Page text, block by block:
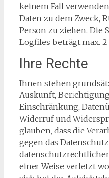
keinem Fall
Daten zu dem Zweck,
Person zu ziehen. Die
Logfiles beträgt max. 2
Ihre Rechte
Ihnen stehen
Auskunft,
Einschränkung,
Widerruf und
glauben, dass die
gegen das
einer Weise verletzt